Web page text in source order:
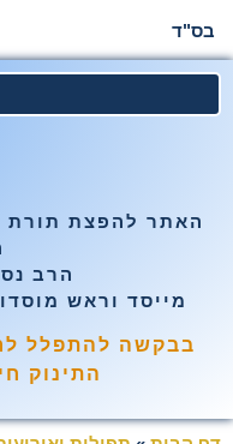
בס"ד
האתר להפצת תורת
הרב
מייסד וראש
בבקשה להתפלל
התינוק